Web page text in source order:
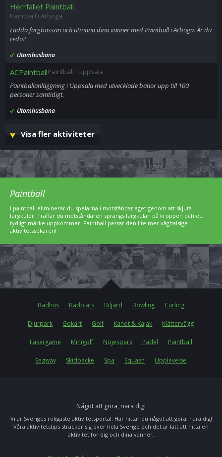
Herrfallet Paintball
Paintball i Arboga
Ladda färgbössan och utmana dina vänner med Paintball i Arboga. Är du
redo?
Utomhusbana
ACPaintballPaintball i Uppsala
Paintballanläggning i Uppsala med utvecklade banor upp till 100
personer samtidigt.
Utomhusbana
Visa fler aktiviteter
Paintball
I paintball eliminerar du spelarna i motståndarlaget genom att skjuta
färgkulor. Träffar du motståndaren sprängs färgkulan på kroppen och ett
tydligt märke uppkommer. Paintball passar den lite mer våghalsige
aktivitetssökaren!
Badhus Badplats Biljard Bowling Curling
Djurpark Gokart Golf Kanot & Kajak Klättervägg
Lasergame Minigolf Nöjespark Padel Paintball
Segway Skidbacke Spa Squash Upplevelse
Något att göra, nära dig!
Vi är Sveriges roligaste aktivitetsportal. Här hittar du något att göra, nära dig!
Våra aktivitetstips sträcker sig över hela Sverige och det är lätt att hitta en
aktivitet för dig och dina vänner.